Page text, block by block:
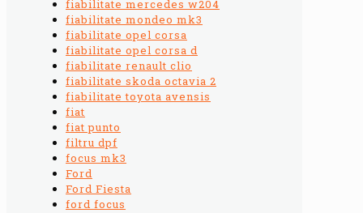
fiabilitate mercedes w204
fiabilitate mondeo mk3
fiabilitate opel corsa
fiabilitate opel corsa d
fiabilitate renault clio
fiabilitate skoda octavia 2
fiabilitate toyota avensis
fiat
fiat punto
filtru dpf
focus mk3
Ford
Ford Fiesta
ford focus